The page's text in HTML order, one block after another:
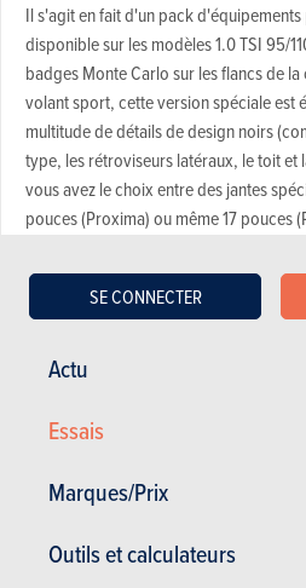
Actu
Essais
Marques/Prix
Outils et calculateurs
SE CONNECTER
Il s'agit en fait d'un pack
disponible sur les modèles 1.0 TSI 95/
badges Monte Carlo sur les flancs de
volant sport, cette version spéciale est
multitude de détails de design noirs
type, les rétroviseurs latéraux, le toit et
vous avez le choix entre des jantes
pouces (Proxima) ou même 17 pouces
assorties brillent par leur absence.
carrosserie donnent du panache à ses
cette tenue de sport lui confère un
atmosphère agréable. Le frein à main